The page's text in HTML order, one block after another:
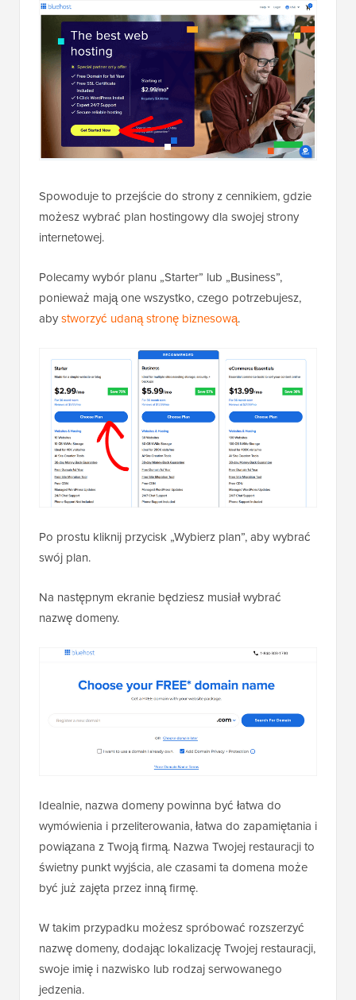
Spowoduje to przejście do strony z cennikiem, gdzie
możesz wybrać plan hostingowy dla swojej strony
internetowej.
Polecamy wybór planu „Starter” lub „Business”,
ponieważ mają one wszystko, czego potrzebujesz,
abystworzyć udaną stronę biznesową.
Po prostu kliknij przycisk „Wybierz plan”, aby wybrać
swój plan.
Na następnym ekranie będziesz musiał wybrać
nazwę domeny.
Idealnie, nazwa domeny powinna być łatwa do
wymówienia i przeliterowania, łatwa do zapamiętania i
powiązana z Twoją firmą. Nazwa Twojej restauracji to
świetny punkt wyjścia, ale czasami ta domena może
być już zajęta przez inną firmę.
W takim przypadku możesz spróbować rozszerzyć
nazwę domeny, dodając lokalizację Twojej restauracji,
swoje imię i nazwisko lub rodzaj serwowanego
jedzenia.